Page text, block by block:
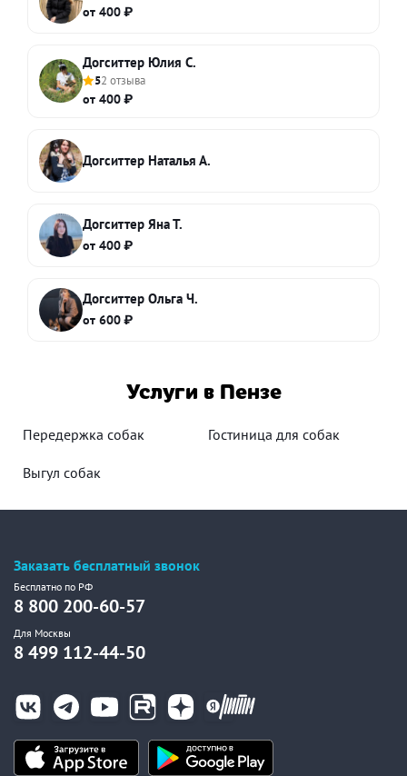
от 400 ₽
Догситтер Юлия С.
52 отзыва
от 400 ₽
Догситтер Наталья А.
Догситтер Яна Т.
от 400 ₽
Догситтер Ольга Ч.
от 600 ₽
Услуги в Пензе
Передержка собак Гостиница для собак
Выгул собак
Заказать бесплатный звонок
Бесплатно по РФ
8 800 200-60-57
Для Москвы
8 499 112-44-50